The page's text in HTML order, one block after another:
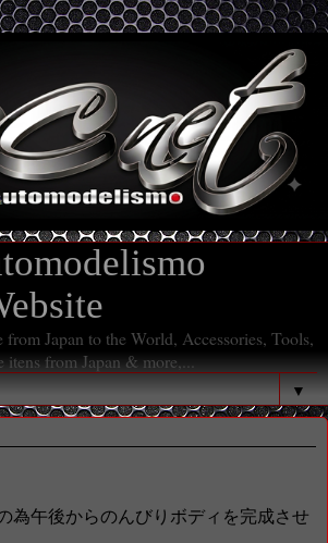
Japan to the World, Accessories, Tools,
itens from Japan & more,...
▼
為午後からのんびりボディを完成させ